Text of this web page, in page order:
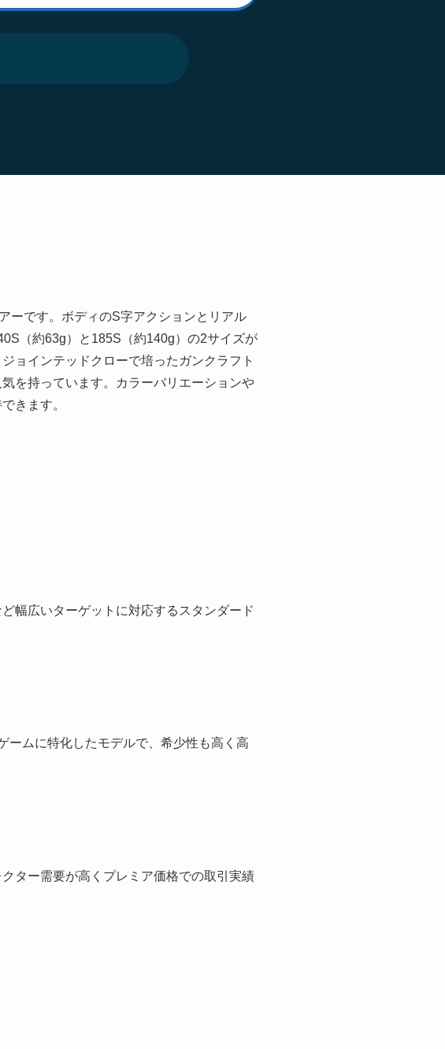
ーです。ボディのS字アクションとリアル
（約63g）と185S（約140g）の2サイズが
ョインテッドクローで培ったガンクラフト
を持っています。カラーバリエーションや
きます。
幅広いターゲットに対応するスタンダード
ームに特化したモデルで、希少性も高く高
ター需要が高くプレミア価格での取引実績